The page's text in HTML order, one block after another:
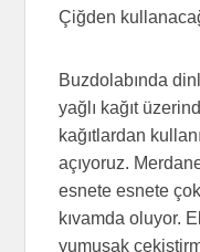
Çiğden
Buzdolabında
yağlı kağıt
kağıtlardan
açıyoruz.
esnete esnete
kıvamda oluyor.
yumuşak